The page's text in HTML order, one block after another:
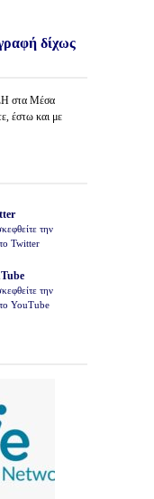
δίχως
στα Μέσα
έστω και με
την
Twitter
την
YouTube